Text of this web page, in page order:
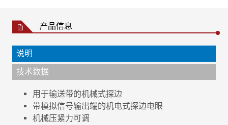
产品信息
说明
技术数据
用于输送带的机械式探边
带模拟信号输出端的机电式探边电眼
机械压紧力可调